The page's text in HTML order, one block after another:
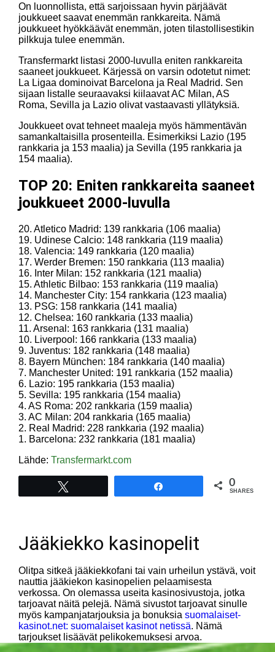
On luonnollista, että sarjoissaan hyvin pärjäävät
joukkueet saavat enemmän rankkareita. Nämä
joukkueet hyökkäävät enemmän, joten tilastollisestikin
pilkkuja tulee enemmän.
Transfermarkt listasi 2000-luvulla eniten rankkareita
saaneet joukkueet. Kärjessä on varsin odotetut nimet:
La Ligaa dominoivat Barcelona ja Real Madrid. Sen
sijaan listalle seuraavaksi kiilaavat AC Milan, AS
Roma, Sevilla ja Lazio olivat vastaavasti yllätyksiä.
Joukkueet ovat tehneet maaleja myös hämmentävän
samankaltaisilla prosenteilla. Esimerkiksi Lazio (195
rankkaria ja 153 maalia) ja Sevilla (195 rankkaria ja
154 maalia).
TOP 20: Eniten rankkareita saaneet
joukkueet 2000-luvulla
20. Atletico Madrid: 139 rankkaria (106 maalia)
19. Udinese Calcio: 148 rankkaria (119 maalia)
18. Valencia: 149 rankkaria (120 maalia)
17. Werder Bremen: 150 rankkaria (113 maalia)
16. Inter Milan: 152 rankkaria (121 maalia)
15. Athletic Bilbao: 153 rankkaria (119 maalia)
14. Manchester City: 154 rankkaria (123 maalia)
13. PSG: 158 rankkaria (141 maalia)
12. Chelsea: 160 rankkaria (133 maalia)
11. Arsenal: 163 rankkaria (131 maalia)
10. Liverpool: 166 rankkaria (133 maalia)
9. Juventus: 182 rankkaria (148 maalia)
8. Bayern München: 184 rankkaria (140 maalia)
7. Manchester United: 191 rankkaria (152 maalia)
6. Lazio: 195 rankkaria (153 maalia)
5. Sevilla: 195 rankkaria (154 maalia)
4. AS Roma: 202 rankkaria (159 maalia)
3. AC Milan: 204 rankkaria (165 maalia)
2. Real Madrid: 228 rankkaria (192 maalia)
1. Barcelona: 232 rankkaria (181 maalia)
Lähde: Transfermarkt.com
0
SHARES
Jääkiekko kasinopelit
Olitpa sitkeä jääkiekkofani tai vain urheilun ystävä, voit
nauttia jääkiekon kasinopelien pelaamisesta
verkossa. On olemassa useita kasinosivustoja, jotka
tarjoavat näitä pelejä. Nämä sivustot tarjoavat sinulle
myös kampanjatarjouksia ja bonuksia suomalaiset-
kasinot.net: suomalaiset kasinot netissä. Nämä
tarjoukset lisäävät pelikokemuksesi arvoa.